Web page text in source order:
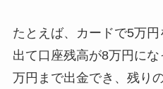
たとえば、カードで5万
出て口座残高が8万円に
万円まで出金でき、残り